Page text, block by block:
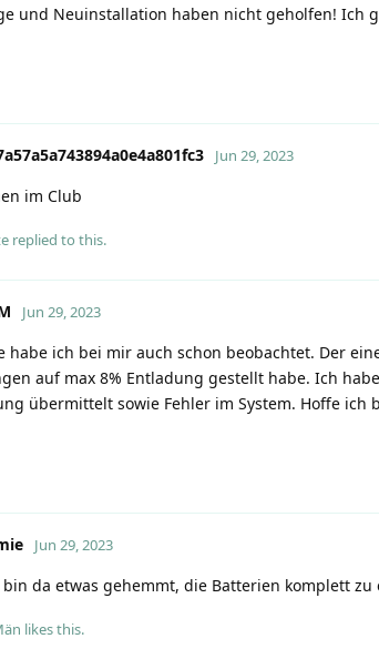
und Neuinstallation haben nicht geholfen! Ich
Jun 29, 2023
im Club
replied to this.
Jun 29, 2023
habe ich bei mir auch schon beobachtet. Der
auf max 8% Entladung gestellt habe. Ich
übermittelt sowie Fehler im System. Hoffe ich
Jun 29, 2023
bin da etwas gehemmt, die Batterien komplett zu
likes this.